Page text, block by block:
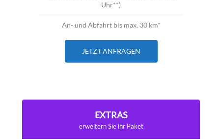
Uhr**)
An- und Abfahrt bis max. 30 km*
JETZT ANFRAGEN
EXTRAS
erweitern Sie ihr Paket